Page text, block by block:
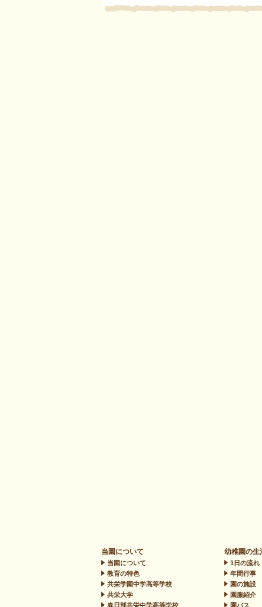
当園について
当園について
教育の特色
共栄学園中学高等学校
共栄大学
春日部共栄中学高等学校
幼稚園の生
1日の流れ
年間行事
園の施設
園服紹介
園バス